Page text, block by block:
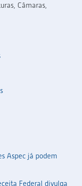
Câmaras,
Aspec já podem
Federal divulga